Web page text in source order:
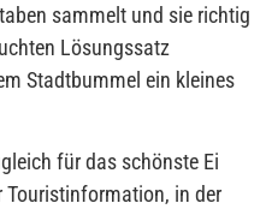
sammelt und sie richtig
Lösungssatz
Stadtbummel ein kleines
für das schönste Ei
Touristinformation, in der